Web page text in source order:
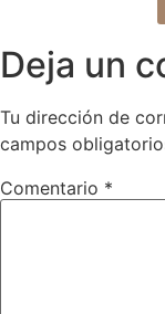
Deja un
Tu dirección de
campos
Comentario *